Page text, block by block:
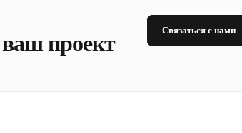
проект Связаться с нами